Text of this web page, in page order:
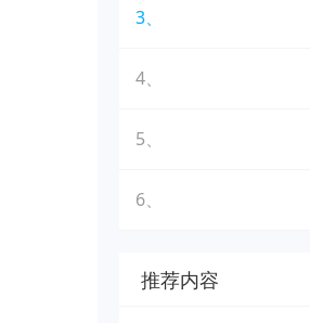
3、
4、
5、
6、
推荐内容